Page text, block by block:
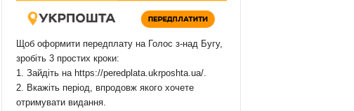
Щоб оформити передплату на Голос з-над Бугу,
зробіть 3 простих кроки:
1. Зайдіть на https://peredplata.ukrposhta.ua/.
2. Вкажіть період, впродовж якого хочете
отримувати видання.